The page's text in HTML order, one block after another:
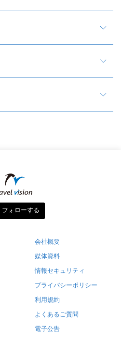
フォローする
会社概要
媒体資料
情報セキュリティ
プライバシーポリシー
利用規約
よくあるご質問
電子公告